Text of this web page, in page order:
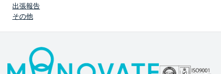
出張報告
その他